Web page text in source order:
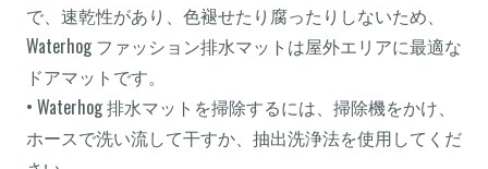
で、速乾性があり、色褪せたり腐ったりしないため、
Waterhog ファッション排水マットは屋外エリアに最適な
ドアマットです。
• Waterhog 排水マットを掃除するには、掃除機をかけ、
ホースで洗い流して干すか、抽出洗浄法を使用してくだ